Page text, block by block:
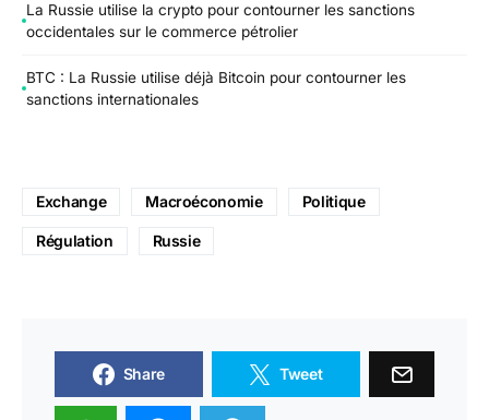
La Russie utilise la crypto pour contourner les sanctions
occidentales sur le commerce pétrolier
BTC : La Russie utilise déjà Bitcoin pour contourner les
sanctions internationales
Exchange Macroéconomie Politique
Régulation Russie
Share Tweet